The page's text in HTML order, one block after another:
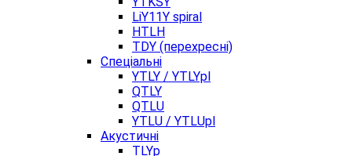
LiY11Y spiral
HTLH
TDY (перехресні)
Спеціальні
YTLY / YTLYpl
QTLY
QTLU
YTLU / YTLUpl
Акустичні
TLYp